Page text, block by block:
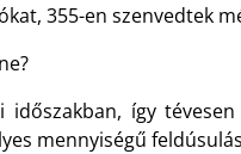
355-en szenvedtek
így
mennyiségű